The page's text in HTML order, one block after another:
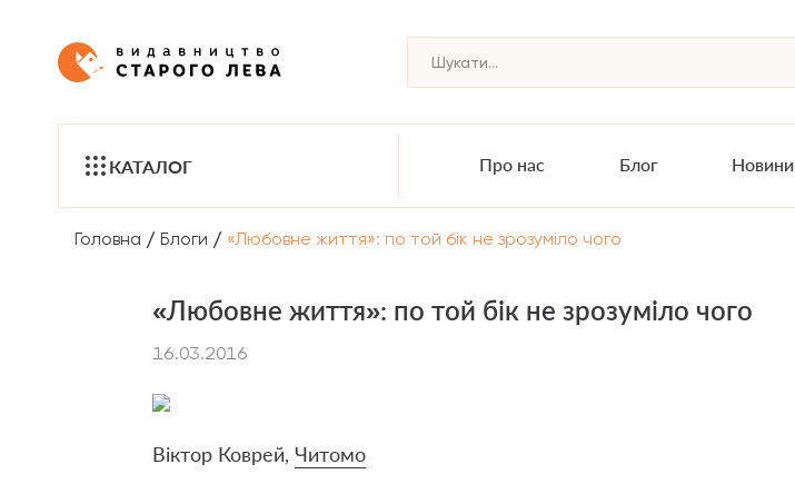
КАТАЛОГ Про нас Блог Новини
Головна / Блоги / «Любовне життя»: по той бік не зрозуміло чого
«Любовне життя»: по той бік не зрозуміло чого
16.03.2016
Віктор Коврей, Читомо